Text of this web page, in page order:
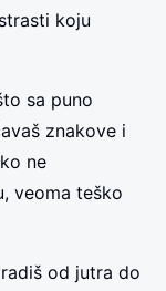
koju
sa puno
znakove i
ne
veoma teško
od jutra do